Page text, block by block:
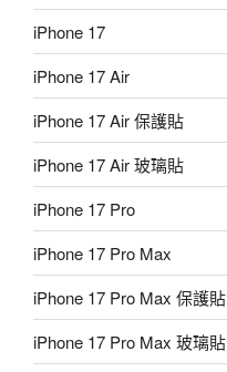
iPhone 17
iPhone 17 Air
iPhone 17 Air 保護貼
iPhone 17 Air 玻璃貼
iPhone 17 Pro
iPhone 17 Pro Max
iPhone 17 Pro Max 保護貼
iPhone 17 Pro Max 玻璃貼